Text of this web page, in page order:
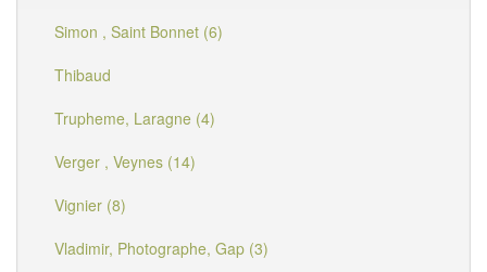
Simon , Saint Bonnet (6)
Thibaud
Trupheme, Laragne (4)
Verger , Veynes (14)
Vignier (8)
Vladimir, Photographe, Gap (3)